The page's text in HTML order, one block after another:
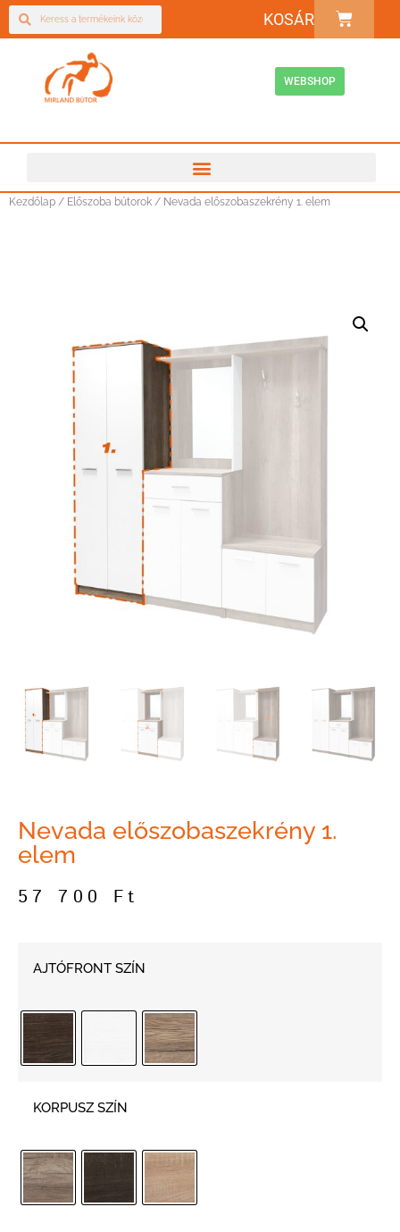
KOSÁR
WEBSHOP
Kezdőlap / Előszoba bútorok / Nevada előszobaszekrény 1. elem
Nevada előszobaszekrény 1.
elem
57 700 Ft
AJTÓFRONT SZÍN
KORPUSZ SZÍN